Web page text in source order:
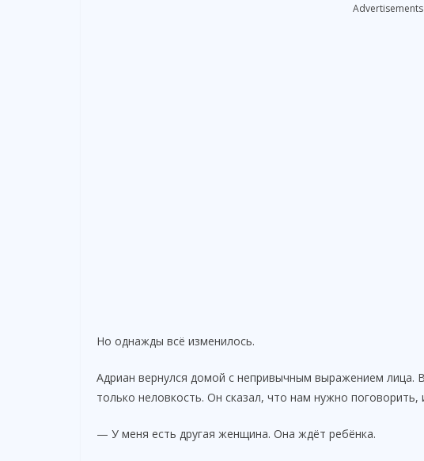
Advertisements
Но однажды всё изменилось.
Адриан вернулся домой с непривычным выражением лица.
только неловкость. Он сказал, что нам нужно поговорить,
— У меня есть другая женщина. Она ждёт ребёнка.